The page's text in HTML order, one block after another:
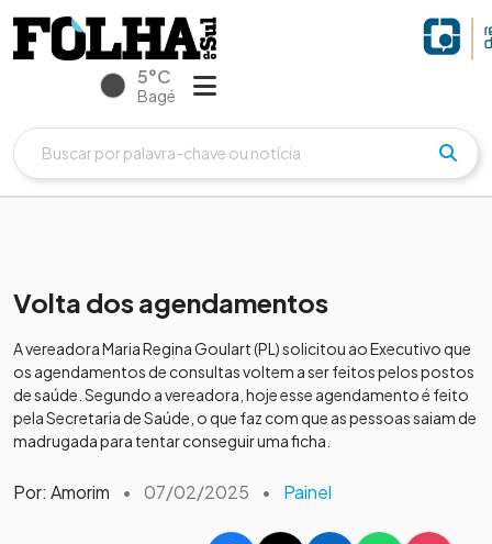
5°C
Bagé
Volta dos agendamentos
A vereadora Maria Regina Goulart (PL) solicitou ao Executivo que
os agendamentos de consultas voltem a ser feitos pelos postos
de saúde. Segundo a vereadora, hoje esse agendamento é feito
pela Secretaria de Saúde, o que faz com que as pessoas saiam de
madrugada para tentar conseguir uma ficha.
Por: Amorim • 07/02/2025 • Painel